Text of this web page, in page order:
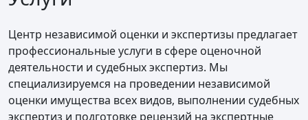
Центр независимой оценки и экспертизы предлагает
профессиональные услуги в сфере оценочной
деятельности и судебных экспертиз. Мы
специализируемся на проведении независимой
оценки имущества всех видов, выполнении судебных
экспертиз и подготовке рецензий на экспертные